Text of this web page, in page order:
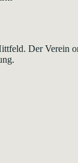
Der Verein